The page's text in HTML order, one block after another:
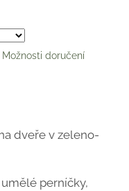
Možnosti doručení
dveře v zeleno-
perníčky,